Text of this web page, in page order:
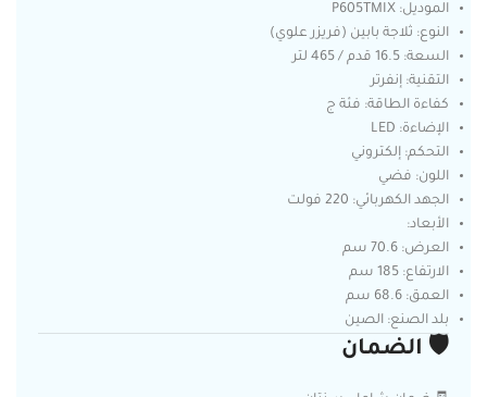
الموديل: P605TMIX
النوع: ثلاجة بابين (فريزر علوي)
السعة: 16.5 قدم / 465 لتر
التقنية: إنفرتر
كفاءة الطاقة: فئة ج
الإضاءة: LED
التحكم: إلكتروني
اللون: فضي
الجهد الكهربائي: 220 فولت
الأبعاد:
العرض: 70.6 سم
الارتفاع: 185 سم
العمق: 68.6 سم
بلد الصنع: الصين
🛡️ الضمان